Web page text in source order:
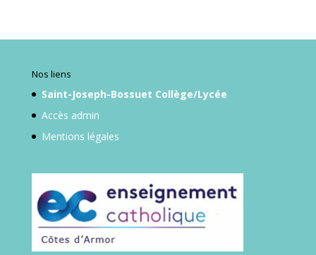
Nos liens
Saint-Joseph-Bossuet Collège/Lycée
Accès admin
Mentions légales